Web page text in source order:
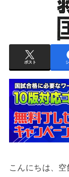
ポスト
こんにちは、